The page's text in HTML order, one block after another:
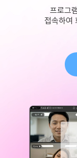
프로그
접속하여